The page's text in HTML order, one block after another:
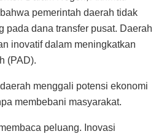
pemerintah daerah tidak
pada dana transfer pusat. Daerah
inovatif dalam meningkatkan
(PAD).
menggali potensi ekonomi
membebani masyarakat.
peluang. Inovasi